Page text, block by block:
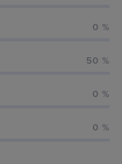
0 %
50 %
0 %
0 %